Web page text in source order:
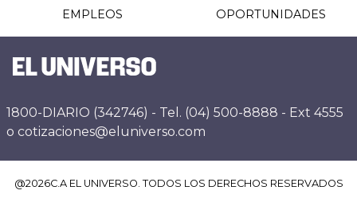
EMPLEOS OPORTUNIDADES
1800-DIARIO (342746) - Tel. (04) 500-8888 - Ext 4555
o cotizaciones@eluniverso.com
@2026C.A EL UNIVERSO. TODOS LOS DERECHOS RESERVADOS